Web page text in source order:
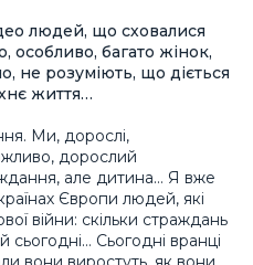
людей, що сховалися
особливо, багато жінок,
не розуміють, що діється
життя…
Ми, дорослі,
дорослий
але дитина… Я вже
країнах Європи людей, які
війни: скільки страждань
Сьогодні вранці